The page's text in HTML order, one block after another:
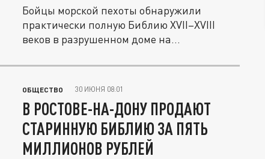
Бойцы морской пехоты обнаружили
практически полную Библию XVII–XVIII
веков в разрушенном доме на
ОБЩЕСТВО 30 ИЮНЯ 08:01
В РОСТОВЕ-НА-ДОНУ ПРОДАЮТ
СТАРИННУЮ БИБЛИЮ ЗА ПЯТЬ
МИЛЛИОНОВ РУБЛЕЙ